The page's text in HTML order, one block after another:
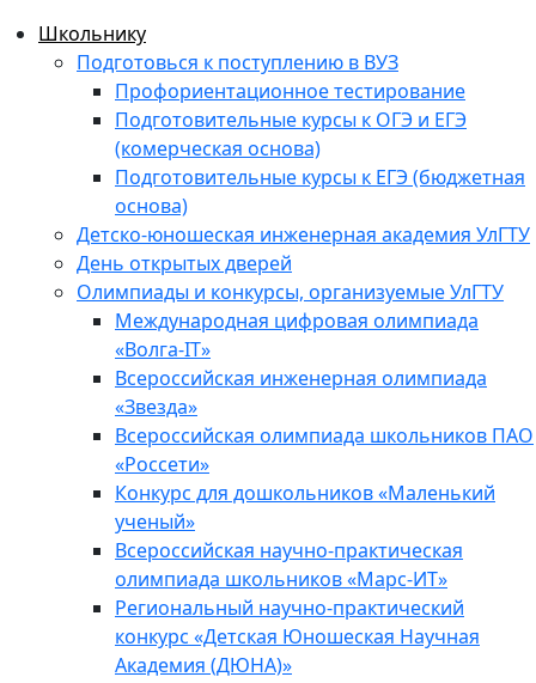
Школьнику
Подготовься к поступлению в ВУЗ
Профориентационное тестирование
Подготовительные курсы к ОГЭ и ЕГЭ
(комерческая основа)
Подготовительные курсы к ЕГЭ (бюджетная
основа)
Детско-юношеская инженерная академия УлГТУ
День открытых дверей
Олимпиады и конкурсы, организуемые УлГТУ
Международная цифровая олимпиада
«Волга-IT»
Всероссийская инженерная олимпиада
«Звезда»
Всероссийская олимпиада школьников ПАО
«Россети»
Конкурс для дошкольников «Маленький
ученый»
Всероссийская научно-практическая
олимпиада школьников «Марс-ИТ»
Региональный научно-практический
конкурс «Детская Юношеская Научная
Академия (ДЮНА)»